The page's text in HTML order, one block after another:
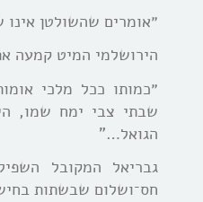
״אומרים שהשולטן
הירושלמי המיט קמעה
״כמותו ככל מלכי
שבתי צבי ימח שמו,
הגואל…”
גבריאל המקובל
חס־ושלום שבשתות